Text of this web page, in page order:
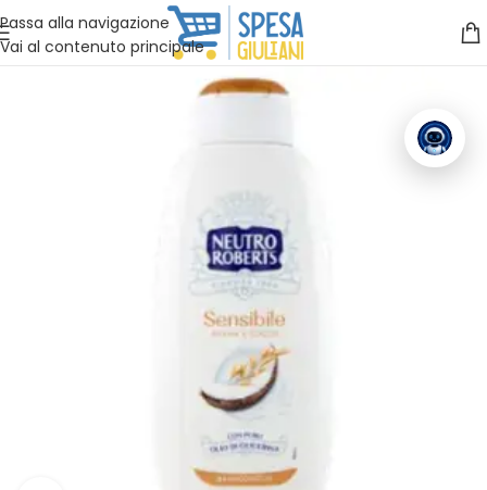
Passa alla navigazione
Vai al contenuto principale
Vuoi assistenza?Clicca qui e ti richiamiamo noi